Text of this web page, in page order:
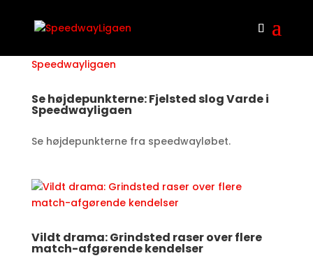
Se højdepunkterne: Fjelsted slog Varde i
Speedwayligaen
Se højdepunkterne fra speedwayløbet.​
Vildt drama: Grindsted raser over flere
match-afgørende kendelser